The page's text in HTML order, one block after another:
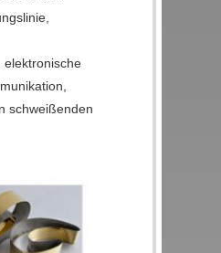
elektronische
schweißenden